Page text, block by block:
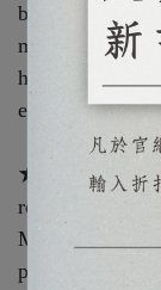
blades that are
means D.L.C.
handle, taking
experience.
★ How To Use
recommend
MADWORKS
plastic model